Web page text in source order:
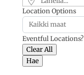
Location Options
Maa
Eventful Locations?
Clear All
Hae